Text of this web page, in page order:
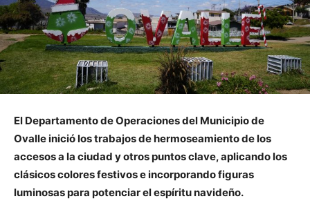
El Departamento de Operaciones del Municipio de
Ovalle inició los trabajos de hermoseamiento de los
accesos a la ciudad y otros puntos clave, aplicando los
clásicos colores festivos e incorporando figuras
luminosas para potenciar el espíritu navideño.